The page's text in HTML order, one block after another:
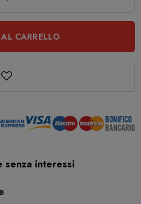
CARRELLO
senza interessi